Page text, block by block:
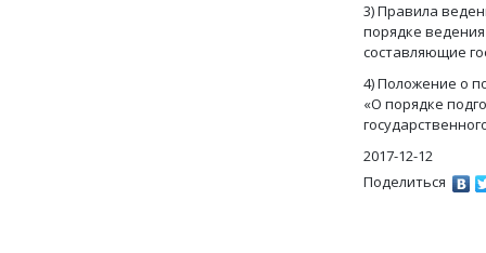
3) Правила
порядке
составляющие
4) Положение о
«О порядке
2017-12-12
Поделиться